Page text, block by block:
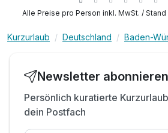
inkl. Nutzung des
inkl. Speisen, Wasser, Snacks
Handtücher
inkl. Relaxen im Ruheraum mit
Liegen
inkl. Entspannen im Spa Bereich
inkl. Nutzung Höhlensauna,
Alle Preise pro Person inkl. MwSt. /
Kurzurlaub Deutschland Baden-
Newsletter abonnieren
Persönlich kuratierte
dein Postfach